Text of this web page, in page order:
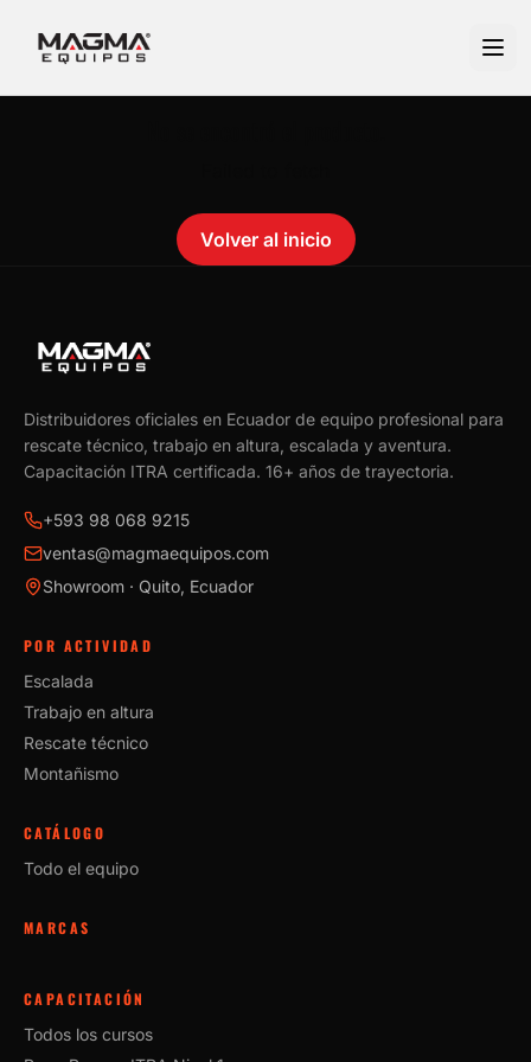
Volver al inicio
Distribuidores oficiales en Ecuador de equipo profesional para
rescate técnico, trabajo en altura, escalada y aventura.
Capacitación ITRA certificada. 16+ años de trayectoria.
+593 98 068 9215
ventas@magmaequipos.com
Showroom · Quito, Ecuador
POR ACTIVIDAD
Escalada
Trabajo en altura
Rescate técnico
Montañismo
CATÁLOGO
Todo el equipo
MARCAS
CAPACITACIÓN
Todos los cursos